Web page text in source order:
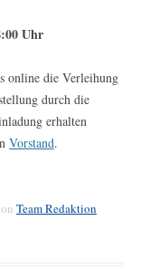
Uhr
online die Verleihung
durch die
erhalten
Vorstand.
Team Redaktion